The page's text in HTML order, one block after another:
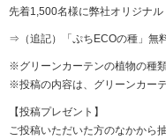
先着1,500名様に弊社オリジナ
⇒（追記）「ぷちECOの種」無
※グリーンカーテンの植物の種
※投稿の内容は、グリーンカー
【投稿プレゼント】
ご投稿いただいた方のなかから